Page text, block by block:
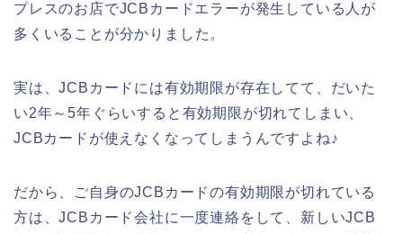
プレスのお店でJCBカードエラーが発生している人が
多くいることが分かりました。
実は、JCBカードには有効期限が存在してて、だいた
い2年～5年ぐらいすると有効期限が切れてしまい、
JCBカードが使えなくなってしまうんですよね♪
だから、ご自身のJCBカードの有効期限が切れている
方は、JCBカード会社に一度連絡をして、新しいJCB